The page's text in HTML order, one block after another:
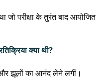
जो परीक्षा के तुरंत बाद आयोजित
क्या थी?
झूलों का आनंद लेने लगीं।